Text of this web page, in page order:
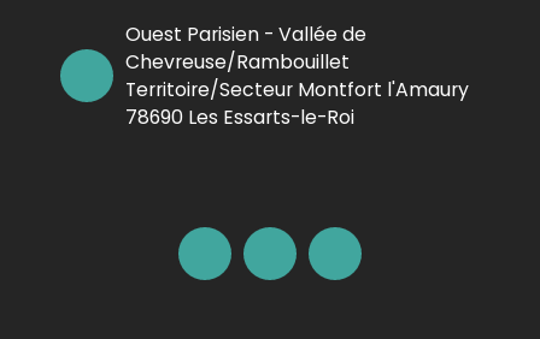
Ouest Parisien - Vallée de
Chevreuse/Rambouillet
Territoire/Secteur Montfort l'Amaury
78690 Les Essarts-le-Roi